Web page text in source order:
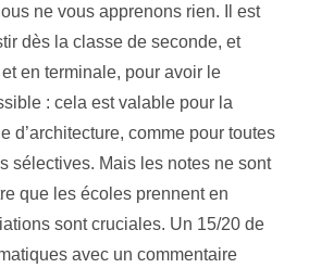
ne vous apprenons rien. Il est
dès la classe de seconde, et
en terminale, pour avoir le
: cela est valable pour la
d’architecture, comme pour toutes
sélectives. Mais les notes ne sont
que les écoles prennent en
sont cruciales. Un 15/20 de
avec un commentaire